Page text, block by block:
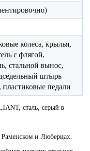
колеса, крылья,
с флягой,
стальной вынос,
штырь
педали
сталь, серый в
и Люберцах.